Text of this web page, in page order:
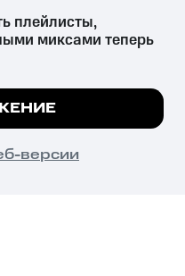
причиняет вред здоровью,
установленную
сайте все
плейлисты,
миксами теперь
версии